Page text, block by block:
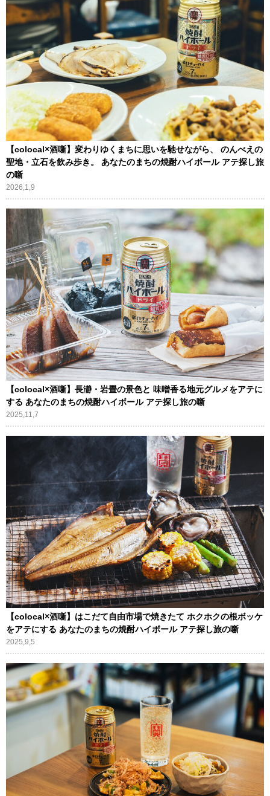
【colocal×酒噺】変わりゆくまちに思いを馳せながら、 のんべえの
聖地・立石を飲み歩き。 あなたのまちの焼酎ハイボール アテ探し旅
の噺
2026,1,9
【colocal×酒噺】長瀞・岩畳の景色と 味噌香る地元グルメをアテに
する あなたのまちの焼酎ハイボール アテ探し旅の噺
2025,11,7
【colocal×酒噺】はこだて自由市場で焼きたて ホクホクの根ボッケ
をアテにする あなたのまちの焼酎ハイボール アテ探し旅の噺
2025,9,5